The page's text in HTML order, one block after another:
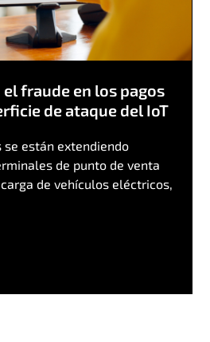
el fraude en los pagos
de ataque del IoT
se están extendiendo
de punto de venta
de vehículos eléctricos,